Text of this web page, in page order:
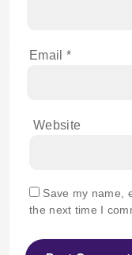
Email *
Website
Save my name,
the next time I